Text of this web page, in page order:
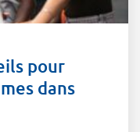
pour
dans